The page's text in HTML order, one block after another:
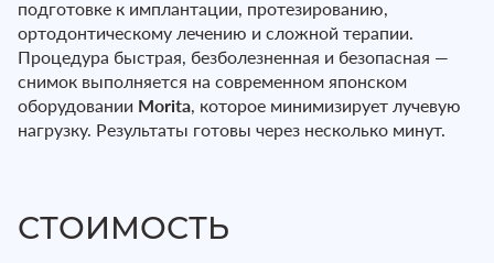
подготовке к имплантации, протезированию,
ортодонтическому лечению и сложной терапии.
Процедура быстрая, безболезненная и безопасная —
снимок выполняется на современном японском
оборудовании Morita, которое минимизирует лучевую
нагрузку. Результаты готовы через несколько минут.
СТОИМОСТЬ